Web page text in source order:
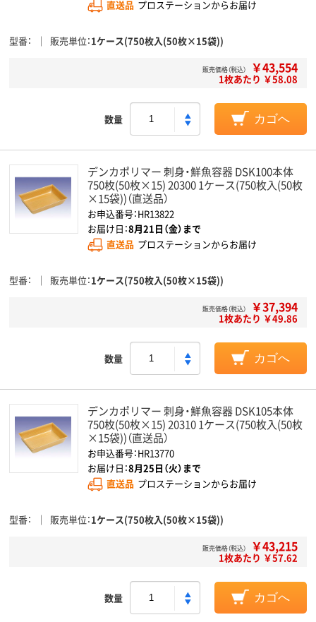
直送品 プロステーションからお届け
型番 販売単位 1ケース(750枚入(50枚×15袋))
販売価格（税込） ￥43,554
1枚あたり ￥58.08
数量 カゴへ
デンカポリマー 刺身・鮮魚容器 DSK100本体
750枚(50枚×15) 20300 1ケース(750枚入(50枚
×15袋))（直送品）
お申込番号：HR13822
お届け日：8月21日（金）まで
直送品 プロステーションからお届け
型番 販売単位 1ケース(750枚入(50枚×15袋))
販売価格（税込） ￥37,394
1枚あたり ￥49.86
数量 カゴへ
デンカポリマー 刺身・鮮魚容器 DSK105本体
750枚(50枚×15) 20310 1ケース(750枚入(50枚
×15袋))（直送品）
お申込番号：HR13770
お届け日：8月25日（火）まで
直送品 プロステーションからお届け
型番 販売単位 1ケース(750枚入(50枚×15袋))
販売価格（税込） ￥43,215
1枚あたり ￥57.62
数量 カゴへ